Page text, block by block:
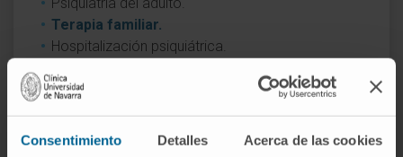
Consentimiento Detalles Acerca de las cookies
Terapia familiar.
Hospitalización psiquiátrica.